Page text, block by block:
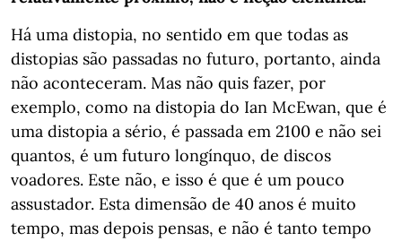
Há uma distopia, no sentido em que todas as
distopias são passadas no futuro, portanto, ainda
não aconteceram. Mas não quis fazer, por
exemplo, como na distopia do Ian McEwan, que é
uma distopia a sério, é passada em 2100 e não sei
quantos, é um futuro longínquo, de discos
voadores. Este não, e isso é que é um pouco
assustador. Esta dimensão de 40 anos é muito
tempo, mas depois pensas, e não é tanto tempo